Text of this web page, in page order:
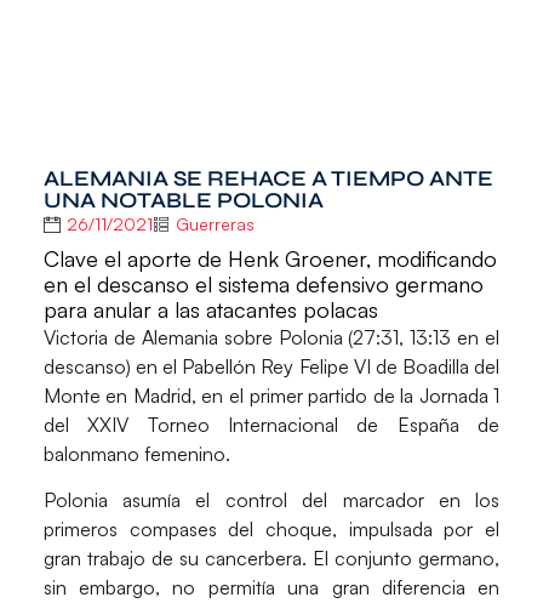
ALEMANIA SE REHACE A TIEMPO ANTE
UNA NOTABLE POLONIA
26/11/2021 Guerreras
Clave el aporte de Henk Groener, modificando
en el descanso el sistema defensivo germano
para anular a las atacantes polacas
Victoria de Alemania sobre Polonia(27:31, 13:13 en el
descanso) en el Pabellón Rey Felipe VI de Boadilla del
Monte en Madrid, en el primer partido de la Jornada 1
delXXIV Torneo Internacional de España de
balonmano femenino.
Polonia asumía el control del marcador en los
primeros compases del choque, impulsada por el
gran trabajo de su cancerbera. El conjunto germano,
sin embargo, no permitía una gran diferencia en